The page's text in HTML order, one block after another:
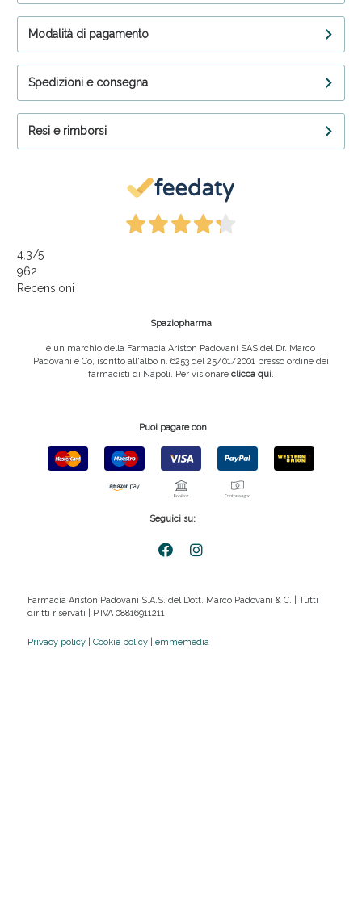
Modalità di pagamento
Spedizioni e consegna
Resi e rimborsi
4,3/5
962
Recensioni
Spaziopharma
è un marchio della Farmacia Ariston Padovani SAS del Dr. Marco
Padovani e Co, iscritto all'albo n. 6253 del 25/01/2001 presso ordine dei
farmacisti di Napoli. Per visionare clicca qui.
Puoi pagare con
Seguici su:
Farmacia Ariston Padovani S.A.S. del Dott. Marco Padovani & C. | Tutti i
diritti riservati | P.IVA 08816911211
Privacy policy| Cookie policy| emmemedia